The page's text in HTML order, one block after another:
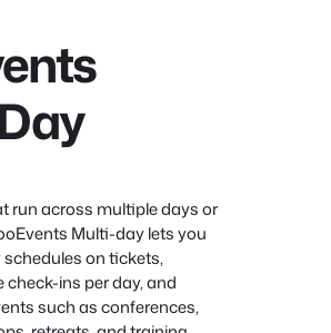
run across multiple days or
Multi-day lets you
on tickets,
ins per day, and
such as conferences,